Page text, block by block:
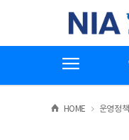
기
한국지능정보
HOME >운영정책